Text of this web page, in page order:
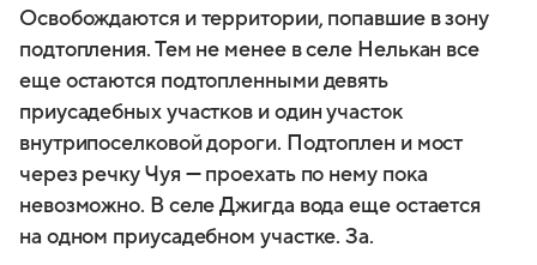
Освобождаются и территории, попавшие в зону
подтопления. Тем не менее в селе Нелькан все
еще остаются подтопленными девять
приусадебных участков и один участок
внутрипоселковой дороги. Подтоплен и мост
через речку Чуя — проехать по нему пока
невозможно. В селе Джигда вода еще остается
на одном приусадебном участке. За.